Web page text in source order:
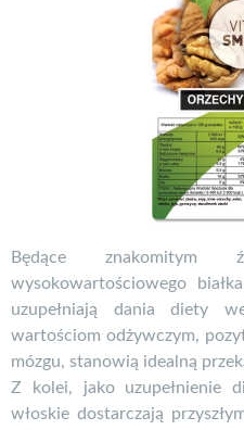
Będące znakomitym
wysokowartościowego
uzupełniają dania diety
wartościom odżywczym,
mózgu, stanowią idealną
Z kolei, jako uzupełnienie
włoskie dostarczają